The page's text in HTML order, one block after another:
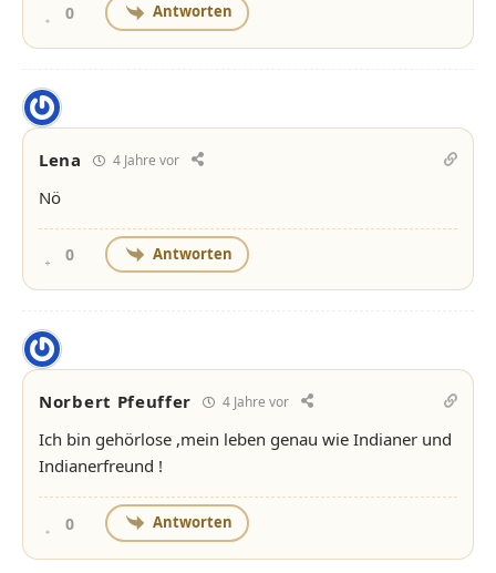
0 Antworten
Lena 4 Jahre vor
Nö
0 Antworten
Norbert Pfeuffer 4 Jahre vor
Ich bin gehörlose ,mein leben genau wie Indianer und
Indianerfreund !
0 Antworten